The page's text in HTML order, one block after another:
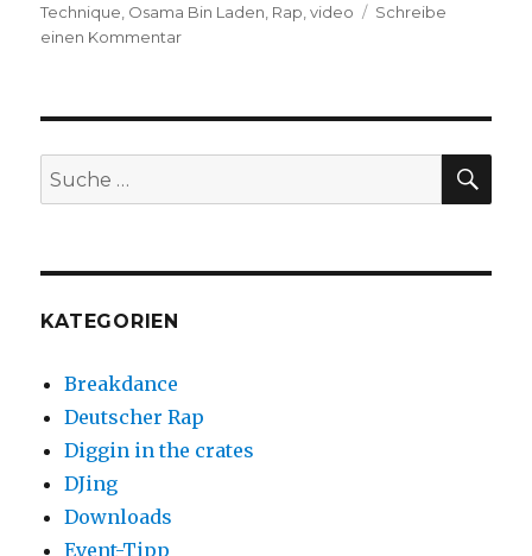
am
Technique Osama Bin Laden Rap ,video
Schreibe
einen Kommentarzu
Laden
Suche
nach:
KATEGORIEN
Breakdance
Deutscher Rap
Diggin in the crates
DJing
Downloads
Event-Tipp